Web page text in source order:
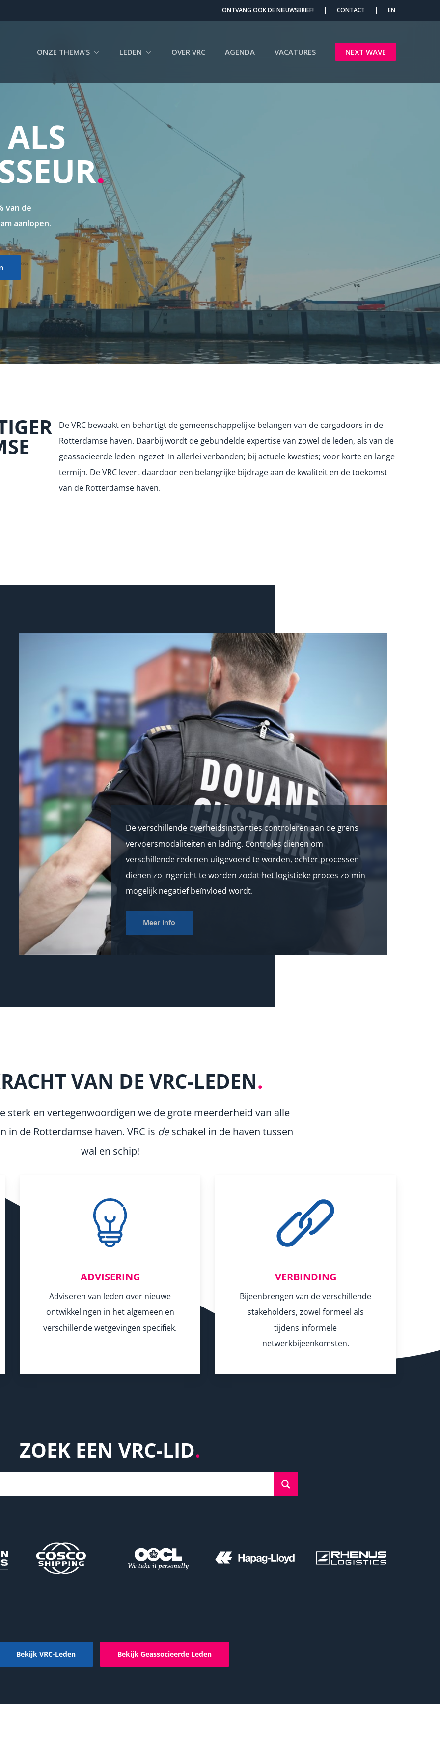
ONTVANG OOK DE NIEUWSBRIEF! | CONTACT | EN
ONZE THEMA’S LEDEN OVER VRC AGENDA VACATURES NEXT WAVE
.
van de
aanlopen.
De VRC bewaakt en behartigt de gemeenschappelijke belangen van de cargadoors in de
Rotterdamse haven. Daarbij wordt de gebundelde expertise van zowel de leden, als van de
geassocieerde leden ingezet. In allerlei verbanden; bij actuele kwesties; voor korte en lange
termijn. De VRC levert daardoor een belangrijke bijdrage aan de kwaliteit en de toekomst
van de Rotterdamse haven.
De verschillende overheidsinstanties controleren aan de grens
vervoersmodaliteiten en lading. Controles dienen om
verschillende redenen uitgevoerd te worden, echter processen
dienen zo ingericht te worden zodat het logistieke proces zo min
mogelijk negatief beïnvloed wordt.
Meer info
VAN DE VRC-LEDEN.
sterk en vertegenwoordigen we de grote meerderheid van alle
in de Rotterdamse haven. VRC is deschakel in de haven tussen
wal en schip!
ADVISERING
Adviseren van leden over nieuwe
ontwikkelingen in het algemeen en
verschillende wetgevingen specifiek.
VERBINDING
Bijeenbrengen van de verschillende
stakeholders, zowel formeel als
tijdens informele
netwerkbijeenkomsten.
ZOEK EEN VRC-LID.
Bekijk VRC-Leden Bekijk Geassocieerde Leden